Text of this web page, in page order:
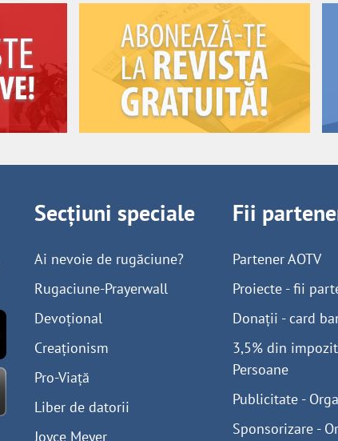
Secțiuni speciale
Ai nevoie de rugăciune?
Rugaciune-Prayerwall
Devoțional
Creaționism
Pro-Viață
Liber de datorii
Joyce Meyer
Fii
Partener AOTV
Proiecte - fii
Donații - card
3,5% din
Persoane
Publicitate -
Sponsorizare -